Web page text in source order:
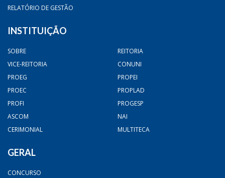
RELATÓRIO DE GESTÃO
INSTITUIÇÃO
SOBRE
REITORIA
VICE-REITORIA
CONUNI
PROEG
PROPEI
PROEC
PROPLAD
PROFI
PROGESP
ASCOM
NAI
CERIMONIAL
MULTITECA
GERAL
CONCURSO